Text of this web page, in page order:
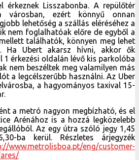
érkeznek Lisszabonba. A repülőtér
ezért könnyű onnan
lehetőség a szállás eléréséhez a
nem foglalhatóak előre de egyből a
találhatók, könnyen meg lehet
Ha Ubert akarsz hívni, akkor ők
1 érkezési oldalán lévő kis parkolóba
nem beszéltek meg valamilyen más
a legcélszerűbb használni. Az Uber
a hagyományos taxival 15-
a metró nagyon megbízható, és el
Arénához is a hozzá legközelebb
Az egy útra szóló jegy 1,45
ba kerül. Részletes árjegyzék
www.metrolisboa.pt/eng/customer-